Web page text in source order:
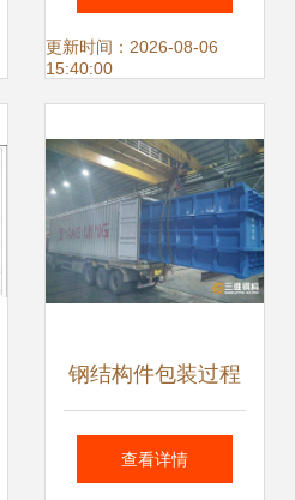
钢结构借力“腾笼换
更新时间：2026-08-06
15:40:00
钢结构件包装过程
中应注意的关键事
查看详情